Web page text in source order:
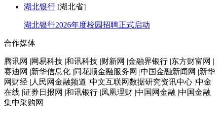
湖北银行 [湖北省]
湖北银行2026年度校园招聘正式启动
合作媒体
腾讯网 |网易科技 |和讯科技 |财新网 |金融界银行 |东方财富网 |
赛迪网 |新华信息化 |同花顺金融服务网 |中国金融新闻网 |新华
网财经 |人民网金融频道 |中文互联网数据研究资讯中心 |中金
在线 |证券日报网 |和讯银行 |凤凰理财 |中国网金融 |中国金融
集中采购网